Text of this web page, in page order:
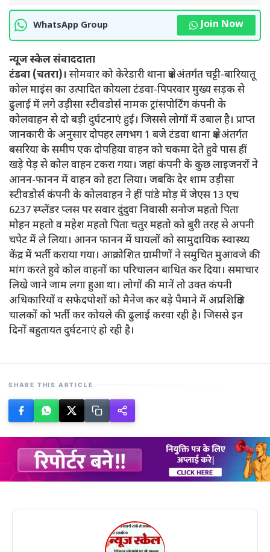
WhatsApp Group Join Now
न्यूज स्केल संवाददाता
टंडवा (चतरा)। सोमवार को केरेडारी थाना क्षेत्र अंतर्गत चट्टी-बारियातू
कोल माइंस का उत्पादित कोयला टंडवा-पिपरवार मुख्य सड़क से
ढुलाई में लगे उड़ीसा स्टीवडोर्स नामक ट्रांसपोर्टिंग कंपनी के
कोलवाहन से दो बड़ी दुर्घटनाएं हुई। जिससे लोगों में उबाल है। प्राप्त
जानकारी के अनुसार दोपहर लगभग 1 बजे टंडवा थाना क्षेत्र अंतर्गत
बसरिया के समीप एक दोपहिया वाहन को चकमा देते हुवे पास हीं
खड़े पेड़ से कोल वाहन टकरा गया। जहां कंपनी के कुछ लाइजनरों ने
आनन-फानन में वाहन को हटा लिया। जबकि देर शाम उड़ीसा
स्टीवडोर्स कंपनी के कोलवाहन ने हीं पांडे मोड़ में जेएस 13 एच
6237 स्प्लेंडर प्लस पर सवार दुंदुवा निवासी सनोज महतो पिता
मोहन महतो व महेश महतो पिता चतुर महतो को बुरी तरह से अपनी
चपेट में ले लिया। आनन फानन में घायलों को सामुदायिक स्वास्थ्य
केंद्र में भर्ती कराया गया। आक्रोशित ग्रामीणों ने समुचित मुआवजे की
मांग करते हुवे कोल वाहनों का परिचालन बाधित कर दिया। समाचार
लिखे जाने जाम लगा हुआ था। लोगों की मानें तो उक्त कंपनी
अधिकारियों व सफेदपोशों को मैनेज कर बड़े पैमाने में अप्रशिक्षित
चालकों को भर्ती कर कोयले की ढुलाई करवा रही है। जिससे इन
दिनों बहुतायत दुर्घटनाएं हो रही है।
SHARE THIS ARTICLE